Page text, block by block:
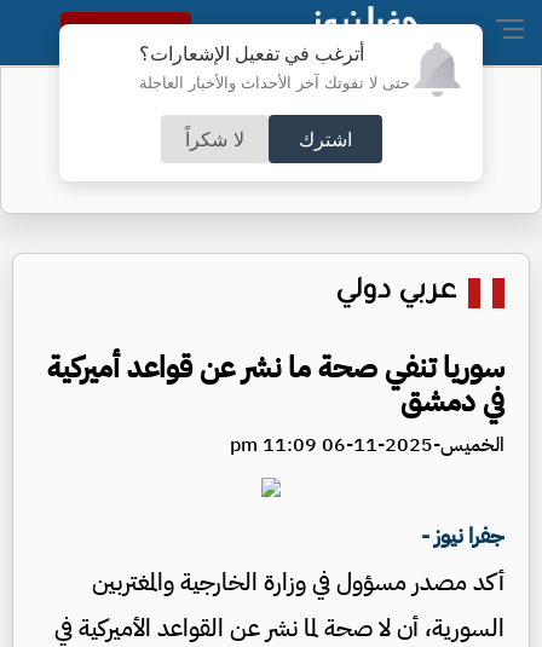
أترغب في تفعيل الإشعارات؟
حتى لا تفوتك آخر الأحداث والأخبار العاجلة
اشترك لا شكراً
النسخة الكاملة
عربي دولي
سوريا تنفي صحة ما نشر عن قواعد أميركية
في دمشق
الخميس-2025-11-06 11:09 pm
جفرا نيوز -
أكد مصدر مسؤول في وزارة الخارجية والمغتربين
السورية، أن لا صحة لما نشر عن القواعد الأميركية في